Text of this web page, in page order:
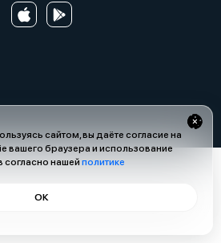
сайтом, вы даёте согласие на
вашего браузера и использование
согласно нашей политике
ОК